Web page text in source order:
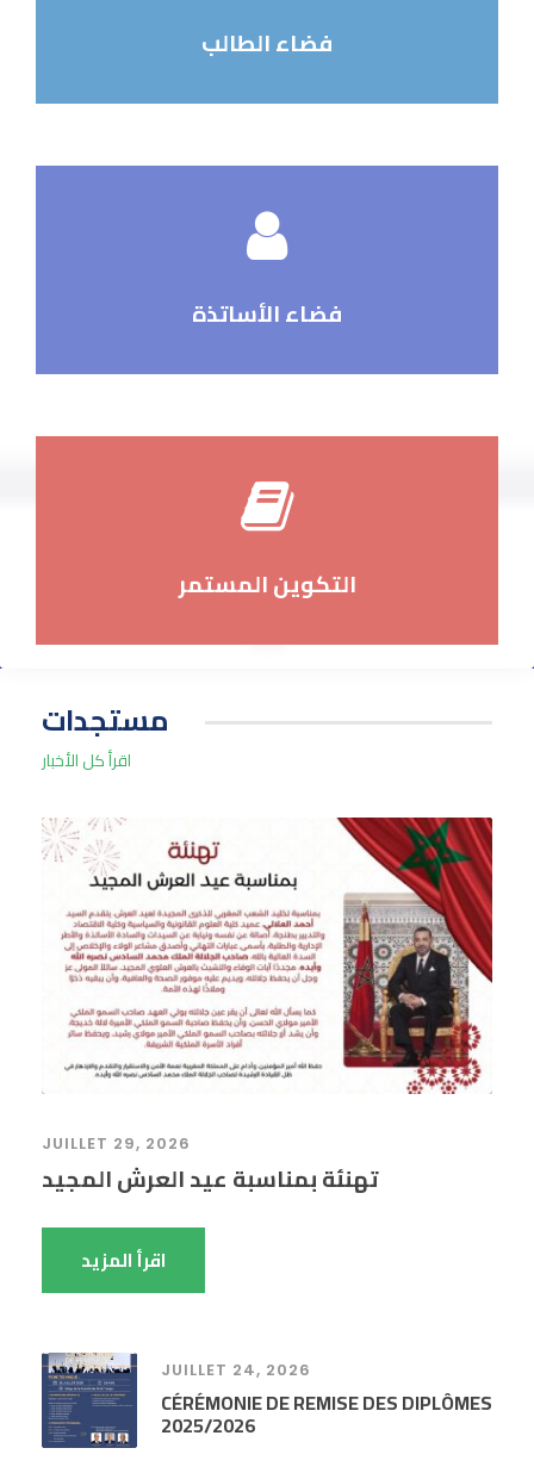
فضاء الطالب
فضاء الأساتذة
التكوين المستمر
مستجدات
اقرأ كل الأخبار
JUILLET 29, 2026
تهنئة بمناسبة عيد العرش المجيد
اقرأ المزيد
JUILLET 24, 2026
CÉRÉMONIE DE REMISE DES DIPLÔMES
2025/2026